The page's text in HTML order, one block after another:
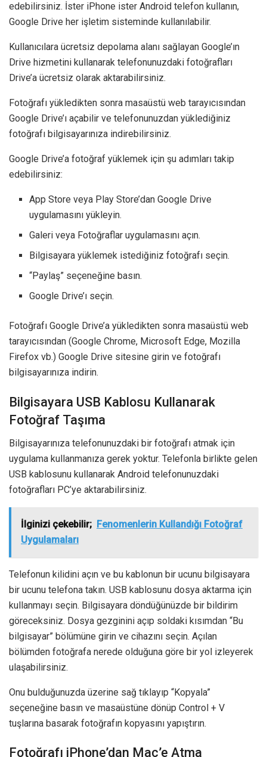
edebilirsiniz. İster iPhone ister Android telefon kullanın,
Google Drive her işletim sisteminde kullanılabilir.
Kullanıcılara ücretsiz depolama alanı sağlayan Google’ın
Drive hizmetini kullanarak telefonunuzdaki fotoğrafları
Drive’a ücretsiz olarak aktarabilirsiniz.
Fotoğrafı yükledikten sonra masaüstü web tarayıcısından
Google Drive’ı açabilir ve telefonunuzdan yüklediğiniz
fotoğrafı bilgisayarınıza indirebilirsiniz.
Google Drive’a fotoğraf yüklemek için şu adımları takip
edebilirsiniz:
App Store veya Play Store’dan Google Drive
uygulamasını yükleyin.
Galeri veya Fotoğraflar uygulamasını açın.
Bilgisayara yüklemek istediğiniz fotoğrafı seçin.
“Paylaş” seçeneğine basın.
Google Drive’ı seçin.
Fotoğrafı Google Drive’a yükledikten sonra masaüstü web
tarayıcısından (Google Chrome, Microsoft Edge, Mozilla
Firefox vb.) Google Drive sitesine girin ve fotoğrafı
bilgisayarınıza indirin.
Bilgisayara USB Kablosu Kullanarak
Fotoğraf Taşıma
Bilgisayarınıza telefonunuzdaki bir fotoğrafı atmak için
uygulama kullanmanıza gerek yoktur. Telefonla birlikte gelen
USB kablosunu kullanarak Android telefonunuzdaki
fotoğrafları PC’ye aktarabilirsiniz.
İlginizi çekebilir; Fenomenlerin Kullandığı Fotoğraf
Uygulamaları
Telefonun kilidini açın ve bu kablonun bir ucunu bilgisayara
bir ucunu telefona takın. USB kablosunu dosya aktarma için
kullanmayı seçin. Bilgisayara döndüğünüzde bir bildirim
göreceksiniz. Dosya gezginini açıp soldaki kısımdan “Bu
bilgisayar” bölümüne girin ve cihazını seçin. Açılan
bölümden fotoğrafa nerede olduğuna göre bir yol izleyerek
ulaşabilirsiniz.
Onu bulduğunuzda üzerine sağ tıklayıp “Kopyala”
seçeneğine basın ve masaüstüne dönüp Control + V
tuşlarına basarak fotoğrafın kopyasını yapıştırın.
Fotoğrafı iPhone’dan Mac’e Atma